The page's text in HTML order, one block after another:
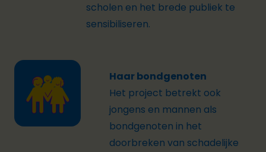
scholen en het brede publiek te
sensibiliseren.
Haar bondgenoten
Het project betrekt ook
jongens en mannen als
bondgenoten in het
doorbreken van schadelijke